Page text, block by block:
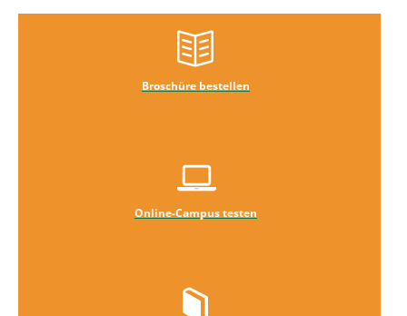
Broschüre bestellen
Online-Campus testen